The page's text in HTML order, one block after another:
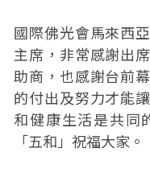
國際佛光會馬來西
主席，非常感謝出
助商，也感謝台前
的付出及努力才能
和健康生活是共同
「五和」祝福大家。